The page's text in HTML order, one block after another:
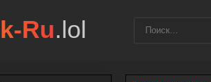
Ru.lol